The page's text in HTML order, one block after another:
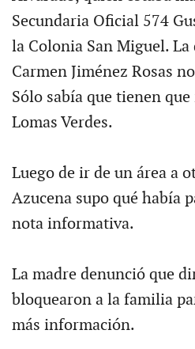
Secundaria Oficial 574
la Colonia San Miguel.
Carmen Jiménez Rosas
Sólo sabía que tienen
Lomas Verdes.
Luego de ir de un área a
Azucena supo qué había
nota informativa.
La madre denunció que
bloquearon a la familia
más información.